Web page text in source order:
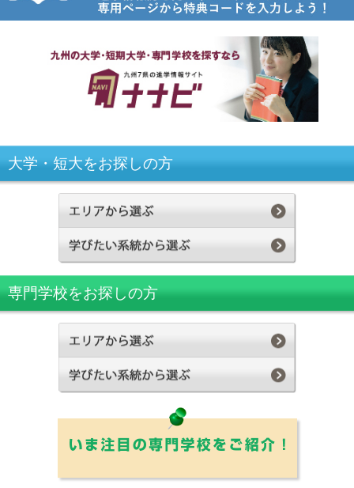
大学・短大をお探しの方
専門学校をお探しの方